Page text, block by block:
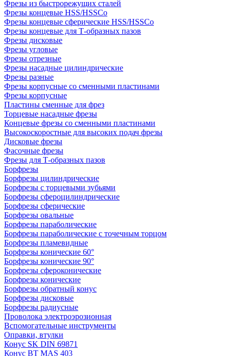
Фрезы из быстрорежущих сталей
Фрезы концевые HSS/HSSCo
Фрезы концевые сферические HSS/HSSCo
Фрезы концевые для Т-образных пазов
Фрезы дисковые
Фрезы угловые
Фрезы отрезные
Фрезы насадные цилиндрические
Фрезы разные
Фрезы корпусные со сменными пластинами
Фрезы корпусные
Пластины сменные для фрез
Торцевые насадные фрезы
Концевые фрезы со сменными пластинами
Высокоскоростные для высоких подач фрезы
Дисковые фрезы
Фасочные фрезы
Фрезы для Т-образных пазов
Борфрезы
Борфрезы цилиндрические
Борфрезы с торцевыми зубьями
Борфрезы сфероцилиндрические
Борфрезы сферические
Борфрезы овальные
Борфрезы параболические
Борфрезы параболические с точечным торцом
Борфрезы пламевидные
Борфрезы конические 60°
Борфрезы конические 90°
Борфрезы сфероконические
Борфрезы конические
Борфрезы обратный конус
Борфрезы дисковые
Борфрезы радиусные
Проволока электроэрозионная
Вспомогательные инструменты
Оправки, втулки
Конус SK DIN 69871
Конус BT MAS 403